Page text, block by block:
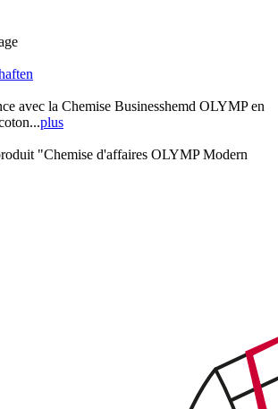
avec la Chemise Businesshemd OLYMP en
plus
"Chemise d'affaires OLYMP Modern